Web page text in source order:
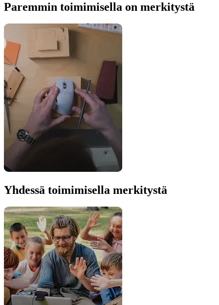
Paremmin toimimisella on merkitystä
Yhdessä toimimisella merkitystä